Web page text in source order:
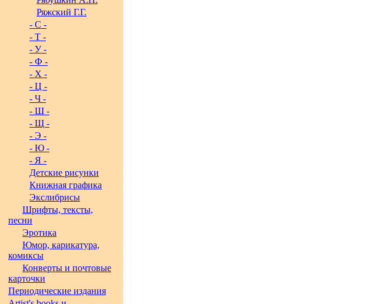
Ряжский Г.Г.
- С -
- Т -
- У -
- Ф -
- Х -
- Ц -
- Ч -
- Ш -
- Щ -
- Э -
- Ю -
- Я -
Детские рисунки
Книжная графика
Экслибрисы
Шрифты, тексты,
песни
Эротика
Юмор, карикатура,
комиксы
Конверты и почтовые
карточки
Периодические издания